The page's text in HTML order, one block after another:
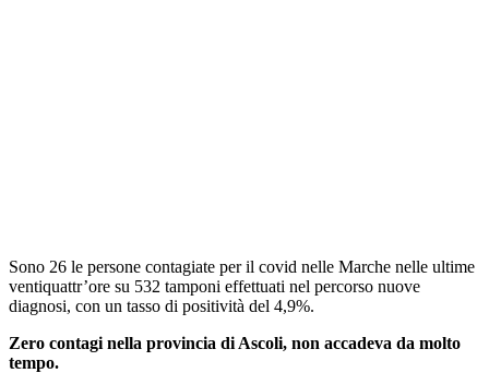
Sono 26 le persone contagiate per il covid nelle Marche nelle ultime
ventiquattr’ore su 532 tamponi effettuati nel percorso nuove
diagnosi, con un tasso di positività del 4,9%.
Zero contagi nella provincia di Ascoli, non accadeva da molto
tempo.